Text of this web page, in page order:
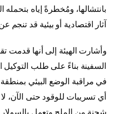
بانتشالها، ومُخطرةً إياه
آثار اقتصادية أو بيئية قد تنجم
وأشارت الهيئة إلى أنها قدمت
السفينة بناءً على طلب التوكيل
في مراقبة الوضع البيئي
أي تسريبات للوقود حتى الآن،